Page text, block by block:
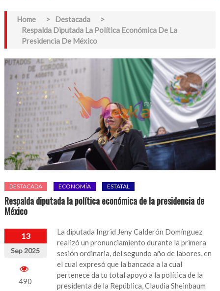
Home > Destacada
>
Respalda Diputada La Política Económica De La
Presidencia De México
DESTACADA ECONOMÍA ESTATAL
Respalda diputada la política económica de la presidencia de
México
13
Sep 2025
490
La diputada Ingrid Jeny Calderón Domínguez
realizó un pronunciamiento durante la primera
sesión ordinaria, del segundo año de labores, en
el cual expresó que la bancada a la cual
pertenece da tu total apoyo a la política de la
presidenta de la República, Claudia Sheinbaum